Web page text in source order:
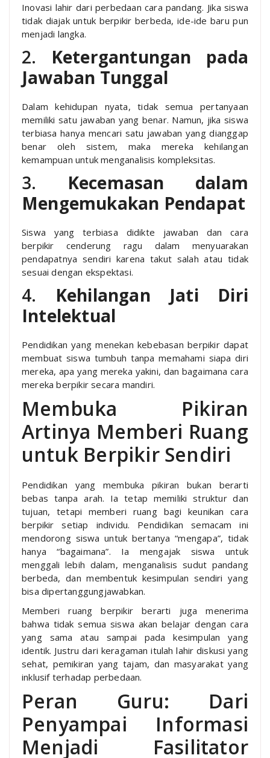
Inovasi lahir dari perbedaan cara pandang. Jika siswa
tidak diajak untuk berpikir berbeda, ide-ide baru pun
menjadi langka.
2. Ketergantungan pada
Jawaban Tunggal
Dalam kehidupan nyata, tidak semua pertanyaan
memiliki satu jawaban yang benar. Namun, jika siswa
terbiasa hanya mencari satu jawaban yang dianggap
benar oleh sistem, maka mereka kehilangan
kemampuan untuk menganalisis kompleksitas.
3. Kecemasan dalam
Mengemukakan Pendapat
Siswa yang terbiasa didikte jawaban dan cara
berpikir cenderung ragu dalam menyuarakan
pendapatnya sendiri karena takut salah atau tidak
sesuai dengan ekspektasi.
4. Kehilangan Jati Diri
Intelektual
Pendidikan yang menekan kebebasan berpikir dapat
membuat siswa tumbuh tanpa memahami siapa diri
mereka, apa yang mereka yakini, dan bagaimana cara
mereka berpikir secara mandiri.
Membuka Pikiran
Artinya Memberi Ruang
untuk Berpikir Sendiri
Pendidikan yang membuka pikiran bukan berarti
bebas tanpa arah. Ia tetap memiliki struktur dan
tujuan, tetapi memberi ruang bagi keunikan cara
berpikir setiap individu. Pendidikan semacam ini
mendorong siswa untuk bertanya “mengapa”, tidak
hanya “bagaimana”. Ia mengajak siswa untuk
menggali lebih dalam, menganalisis sudut pandang
berbeda, dan membentuk kesimpulan sendiri yang
bisa dipertanggungjawabkan.
Memberi ruang berpikir berarti juga menerima
bahwa tidak semua siswa akan belajar dengan cara
yang sama atau sampai pada kesimpulan yang
identik. Justru dari keragaman itulah lahir diskusi yang
sehat, pemikiran yang tajam, dan masyarakat yang
inklusif terhadap perbedaan.
Peran Guru: Dari
Penyampai Informasi
Menjadi Fasilitator